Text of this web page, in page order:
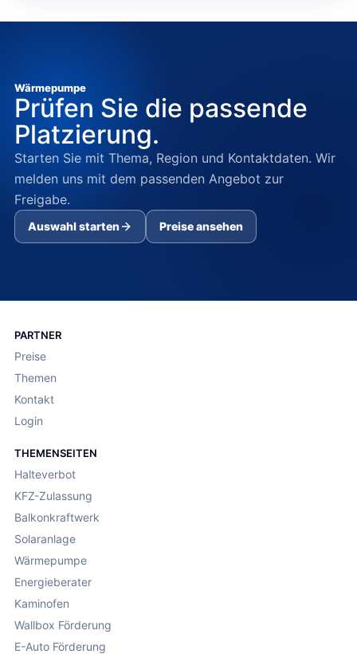
Wärmepumpe
Prüfen Sie die passende
Platzierung.
Starten Sie mit Thema, Region und Kontaktdaten. Wir
melden uns mit dem passenden Angebot zur
Freigabe.
Auswahl starten Preise ansehen
PARTNER
Preise
Themen
Kontakt
Login
THEMENSEITEN
Halteverbot
KFZ-Zulassung
Balkonkraftwerk
Solaranlage
Wärmepumpe
Energieberater
Kaminofen
Wallbox Förderung
E-Auto Förderung